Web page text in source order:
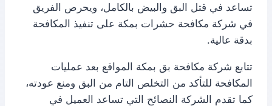
تساعد في قتل البق والبيض بالكامل، ويحرص الفريق
في شركة مكافحة حشرات بمكة على تنفيذ المكافحة
بدقة عالية.
تتابع شركة مكافحة بق بمكة المواقع بعد عمليات
المكافحة للتأكد من التخلص التام من البق ومنع عودته،
كما تقدم الشركة النصائح التي تساعد العميل في